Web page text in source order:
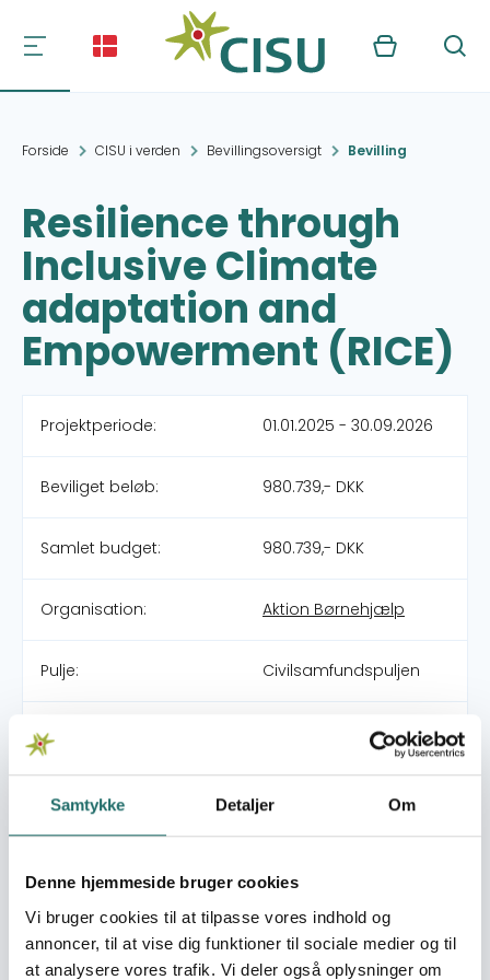
Samtykke Detaljer Om
Denne hjemmeside bruger cookies
Vi bruger cookies til at tilpasse vores indhold og
annoncer, til at vise dig funktioner til sociale medier og til
at analysere vores trafik. Vi deler også oplysninger om
Kurv Søg
Forside CISU i verden Bevillingsoversigt Bevilling
Resilience through
Inclusive Climate
adaptation and
Empowerment (RICE)
Projektperiode: 01.01.2025 - 30.09.2026
Beviliget beløb: 980.739,- DKK
Samlet budget: 980.739,- DKK
Organisation: Aktion Børnehjælp
Pulje: Civilsamfundspuljen
Indsatsområde: Udviklingsindsats
World goals:
Mål 1: Afskaf fattigdom
Mål 2: Stop sult
Mål 3: Sundhed og
Mål 10: Mindre ulighed
Indsatser foregår i: India